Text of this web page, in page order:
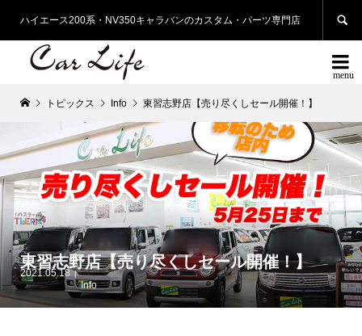
ハイエース200系・NV350キャラバンのカスタム・パーツ専門店 

トピックス Info 東習志野店【売り尽くしセール開催！】
東習志野店【売り尽くしセール開催！】
2021.05.18
Info